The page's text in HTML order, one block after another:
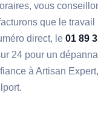
vous
que le
direct, le01 89
24 pour un
à Artisan